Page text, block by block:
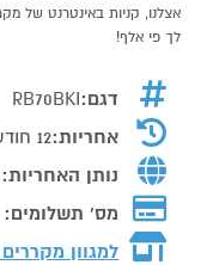
לך פי אלף!
דגם:RB70BKI
אחריות:12 חודשים
נותן האחריות:
מס' תשלומים:
למגוון